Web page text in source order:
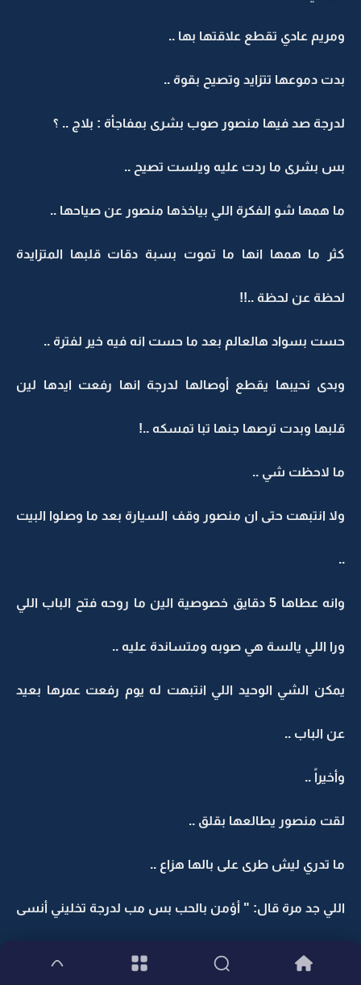
ومريم عادي تقطع علاقتها بها ..
بدت دموعها تتزايد وتصيح بقوة ..
لدرجة صد فيها منصور صوب بشرى بمفاجأة : بلاج .. ؟
بس بشرى ما ردت عليه ويلست تصيح ..
ما همها شو الفكرة اللي بياخذها منصور عن صياحها ..
كثر ما همها انها ما تموت بسبة دقات قلبها المتزايدة
لحظة عن لحظة ..!!
حست بسواد هالعالم بعد ما حست انه فيه خير لفترة ..
وبدى نحيبها يقطع أوصالها لدرجة انها رفعت ايدها لين
قلبها وبدت ترصها جنها تبا تمسكه ..!
ما لاحظت شي ..
ولا انتبهت حتى ان منصور وقف السيارة بعد ما وصلوا البيت
..
وانه عطاها 5 دقايق خصوصية الين ما روحه فتح الباب اللي
ورا اللي يالسة هي صوبه ومتساندة عليه ..
يمكن الشي الوحيد اللي انتبهت له يوم رفعت عمرها بعيد
عن الباب ..
وأخيراً ..
لقت منصور يطالعها بقلق ..
ما تدري ليش طرى على بالها هزاع ..
اللي جد مرة قال: " أؤمن بالحب بس مب لدرجة تخليني أنسى